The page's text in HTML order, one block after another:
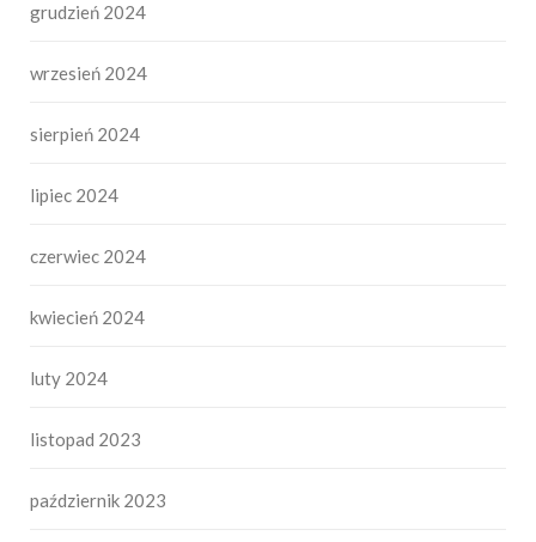
grudzień 2024
wrzesień 2024
sierpień 2024
lipiec 2024
czerwiec 2024
kwiecień 2024
luty 2024
listopad 2023
październik 2023